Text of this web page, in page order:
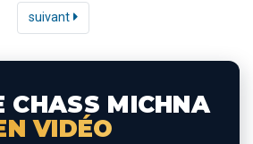
suivant
CHASS MICHNA
VIDÉO